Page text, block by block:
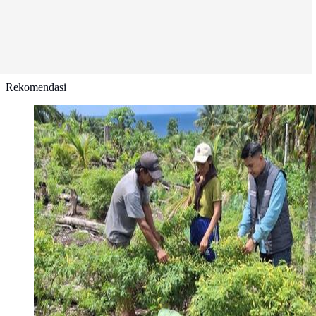
Rekomendasi